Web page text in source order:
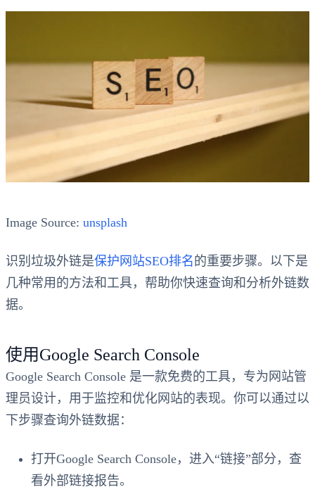
Image Source: unsplash
识别垃圾外链是保护网站SEO排名的重要步骤。以下是
几种常用的方法和工具，帮助你快速查询和分析外链数
据。
使用Google Search Console
Google Search Console 是一款免费的工具，专为网站管
理员设计，用于监控和优化网站的表现。你可以通过以
下步骤查询外链数据：
打开Google Search Console，进入“链接”部分，查
看外部链接报告。